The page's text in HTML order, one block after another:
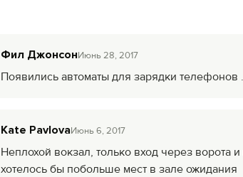
Фил ДжонсонИюнь 28, 2017
Появились автоматы для зарядки телефонов
Kate PavlovaИюнь 6, 2017
Неплохой вокзал, только вход через ворота
хотелось бы побольше мест в зале ожидания